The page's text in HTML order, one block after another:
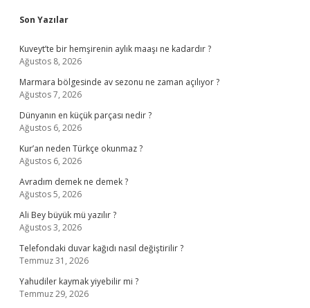
Sidebar
Son Yazılar
Kuveyt’te bir hemşirenin aylık maaşı ne kadardır ?
Ağustos 8, 2026
Marmara bölgesinde av sezonu ne zaman açılıyor ?
Ağustos 7, 2026
Dünyanın en küçük parçası nedir ?
Ağustos 6, 2026
Kur’an neden Türkçe okunmaz ?
Ağustos 6, 2026
Avradım demek ne demek ?
Ağustos 5, 2026
Ali Bey büyük mü yazılır ?
Ağustos 3, 2026
Telefondaki duvar kağıdı nasıl değiştirilir ?
Temmuz 31, 2026
Yahudiler kaymak yiyebilir mi ?
Temmuz 29, 2026